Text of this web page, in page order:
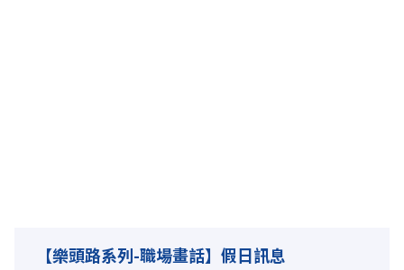
【樂頭路系列-職場畫話】假日訊息